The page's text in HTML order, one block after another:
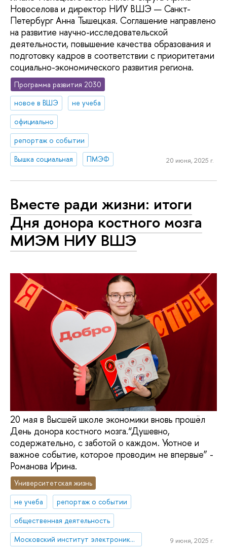
Новоселова и директор НИУ ВШЭ — Санкт-
Петербург Анна Тышецкая. Соглашение направлено
на развитие научно-исследовательской
деятельности, повышение качества образования и
подготовку кадров в соответствии с приоритетами
социально-экономического развития региона.
Программа развития 2030
новое в ВШЭ
не учеба
официально
репортаж о событии
Вышка социальная
ПМЭФ 20 июня, 2025 г.
Вместе ради жизни: итоги
Дня донора костного мозга
МИЭМ НИУ ВШЭ
20 мая в Высшей школе экономики вновь прошёл
День донора костного мозга.“Душевно,
содержательно, с заботой о каждом. Уютное и
важное событие, которое проводим не впервые” -
Романова Ирина.
Университетская жизнь
не учеба
репортаж о событии
общественная деятельность
Московский институт электроники и математики им. А.Н. Тихонова
9 июня, 2025 г.